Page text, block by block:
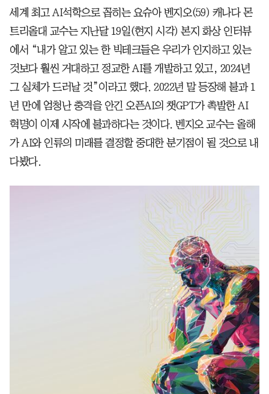
세계 최고 AI석학으로 꼽히는 요슈아 벤지오(59) 캐나다 몬
트리올대 교수는 지난달 19일(현지 시각) 본지 화상 인터뷰
에서 “내가 알고 있는 한 빅테크들은 우리가 인지하고 있는
것보다 훨씬 거대하고 정교한 AI를 개발하고 있고, 2024년
그 실체가 드러날 것”이라고 했다. 2022년 말 등장해 불과 1
년 만에 엄청난 충격을 안긴 오픈AI의 챗GPT가 촉발한 AI
혁명이 이제 시작에 불과하다는 것이다. 벤지오 교수는 올해
가 AI와 인류의 미래를 결정할 중대한 분기점이 될 것으로 내
다봤다.